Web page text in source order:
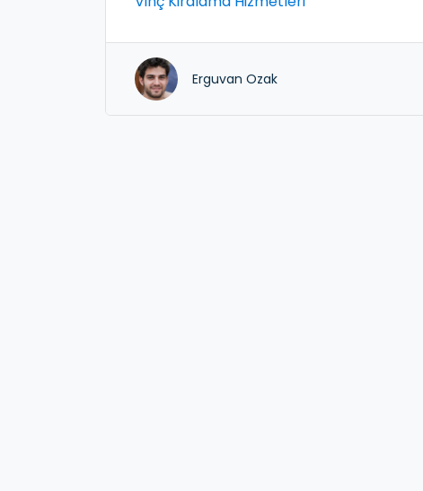
yasal kurallar kritik öneme sahiptir.
Erguvan Ozak